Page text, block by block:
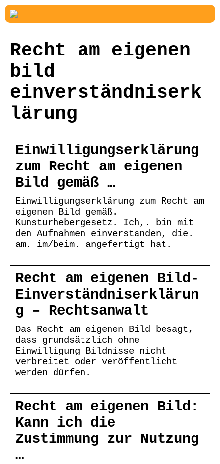
Recht am eigenen
bild
einverständniserk
lärung
Einwilligungserklärung
zum Recht am eigenen
Bild gemäß …
Einwilligungserklärung zum Recht am
eigenen Bild gemäß.
Kunsturhebergesetz. Ich,. bin mit
den Aufnahmen einverstanden, die.
am. im/beim. angefertigt hat.
Recht am eigenen Bild-
Einverständniserklärun
g – Rechtsanwalt
Das Recht am eigenen Bild besagt,
dass grundsätzlich ohne
Einwilligung Bildnisse nicht
verbreitet oder veröffentlicht
werden dürfen.
Recht am eigenen Bild:
Kann ich die
Zustimmung zur Nutzung
…